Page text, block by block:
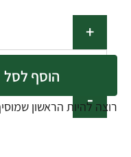
הוסף לסל
רוצה להיות הראשון